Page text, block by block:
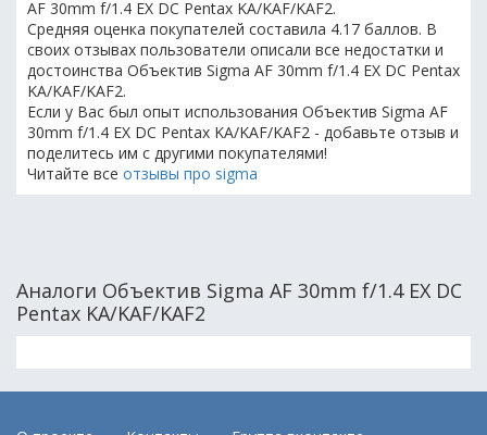
AF 30mm f/1.4 EX DC Pentax KA/KAF/KAF2.
Средняя оценка покупателей составила 4.17 баллов. В
своих отзывах пользователи описали все недостатки и
достоинства Объектив Sigma AF 30mm f/1.4 EX DC Pentax
KA/KAF/KAF2.
Если у Вас был опыт использования Объектив Sigma AF
30mm f/1.4 EX DC Pentax KA/KAF/KAF2 - добавьте отзыв и
поделитесь им с другими покупателями!
Читайте все отзывы про sigma
Аналоги Объектив Sigma AF 30mm f/1.4 EX DC
Pentax KA/KAF/KAF2